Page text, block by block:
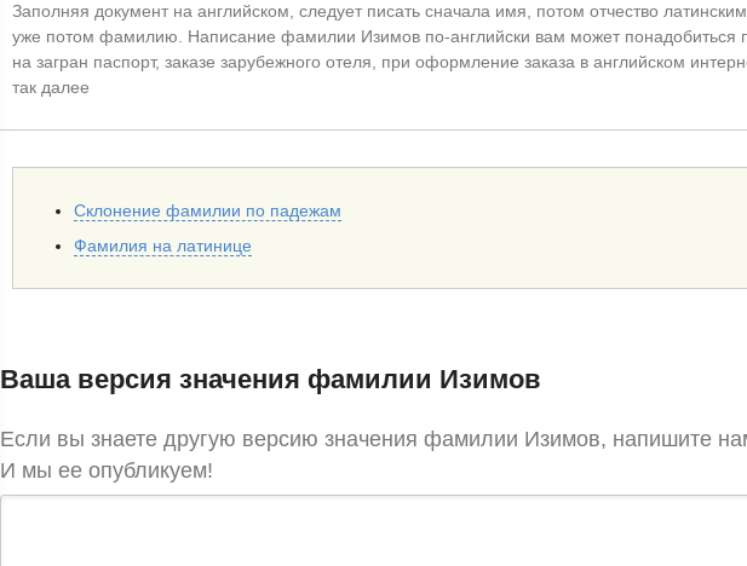
Заполняя документ на английском, следует писать сначала имя, потом отчество
уже потом фамилию. Написание фамилии Изимов по-английски вам может понадобиться
на загран паспорт, заказе зарубежного отеля, при оформление заказа в английском
так далее
Склонение фамилии по падежам
Фамилия на латинице
Ваша версия значения фамилии Изимов
Если вы знаете другую версию значения фамилии Изимов, напишите
И мы ее опубликуем!